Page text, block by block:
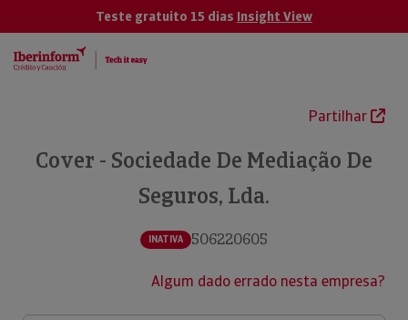
Teste gratuito 15 dias Insight View
Partilhar
Cover - Sociedade De Mediação De
Seguros, Lda.
INATIVA 506220605
Algum dado errado nesta empresa?